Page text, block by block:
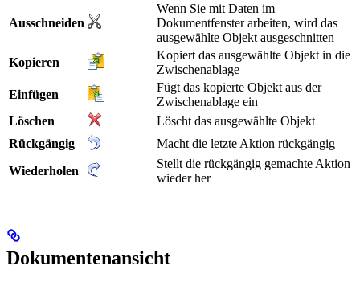
Ausschneiden
Wenn Sie mit Daten im
Dokumentfenster arbeiten, wird das
ausgewählte Objekt ausgeschnitten
Kopieren
Kopiert das ausgewählte Objekt in die
Zwischenablage
Einfügen
Fügt das kopierte Objekt aus der
Zwischenablage ein
Löschen
Löscht das ausgewählte Objekt
Rückgängig
Macht die letzte Aktion rückgängig
Wiederholen
Stellt die rückgängig gemachte Aktion
wieder her
Dokumentenansicht